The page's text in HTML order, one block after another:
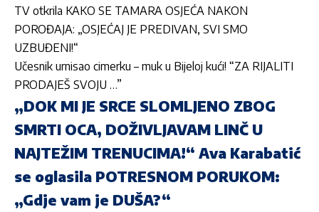
TV otkrila KAKO SE TAMARA OSJEĆA NAKON
POROĐAJA: „OSJEĆAJ JE PREDIVAN, SVI SMO
UZBUĐENI!“
Učesnik urnisao cimerku – muk u Bijeloj kući! “ZA RIJALITI
PRODAJEŠ SVOJU …”
„DOK MI JE SRCE SLOMLJENO ZBOG
SMRTI OCA, DOŽIVLJAVAM LINČ U
NAJTEŽIM TRENUCIMA!“ Ava Karabatić
se oglasila POTRESNOM PORUKOM:
„Gdje vam je DUŠA?“